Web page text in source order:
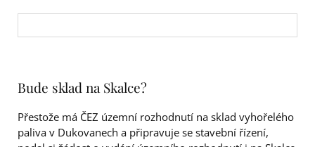
Bude sklad na Skalce?
Přestože má ČEZ územní rozhodnutí na sklad vyhořelého
paliva v Dukovanech a připravuje se stavební řízení,